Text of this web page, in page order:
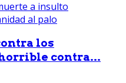
los
contra...